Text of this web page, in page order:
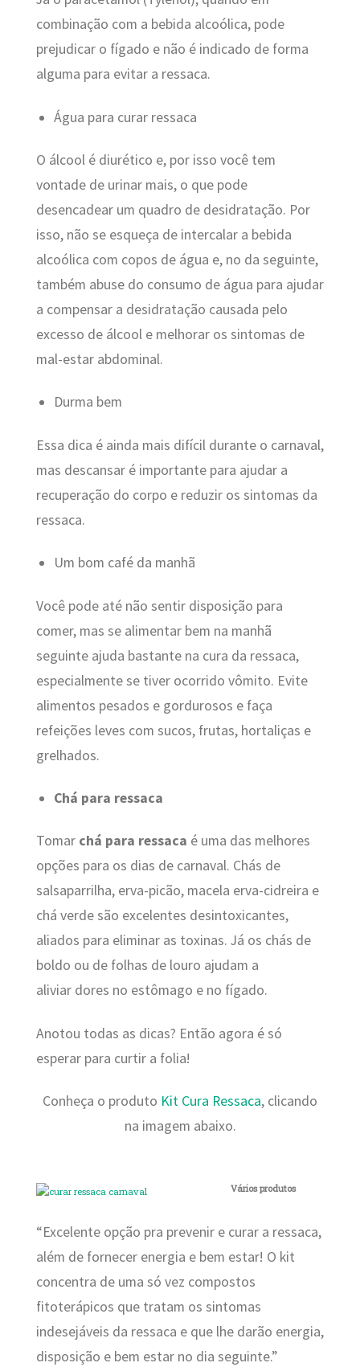
combinação com a bebida alcoólica, pode
prejudicar o fígado e não é indicado de forma
alguma para evitar a ressaca.
Água para curar ressaca
O álcool é diurético e, por isso você tem
vontade de urinar mais, o que pode
desencadear um quadro de desidratação. Por
isso, não se esqueça de intercalar a bebida
alcoólica com copos de água e, no da seguinte,
também abuse do consumo de água para ajudar
a compensar a desidratação causada pelo
excesso de álcool e melhorar os sintomas de
mal-estar abdominal.
Durma bem
Essa dica é ainda mais difícil durante o carnaval,
mas descansar é importante para ajudar a
recuperação do corpo e reduzir os sintomas da
ressaca.
Um bom café da manhã
Você pode até não sentir disposição para
comer, mas se alimentar bem na manhã
seguinte ajuda bastante na cura da ressaca,
especialmente se tiver ocorrido vômito. Evite
alimentos pesados e gordurosos e faça
refeições leves com sucos, frutas, hortaliças e
grelhados.
Chá para ressaca
Tomarchá para ressaca é uma das melhores
opções para os dias de carnaval. Chás de
salsaparrilha, erva-picão, macela erva-cidreira e
chá verde são excelentes desintoxicantes,
aliados para eliminar as toxinas. Já os chás de
boldo ou de folhas de louro ajudam a
aliviar dores no estômago e no fígado.
Anotou todas as dicas? Então agora é só
esperar para curtir a folia!
Conheça o produto Kit Cura Ressaca, clicando
na imagem abaixo.
Vários produtos
“Excelente opção pra prevenir e curar a ressaca,
além de fornecer energia e bem estar! O kit
concentra de uma só vez compostos
fitoterápicos que tratam os sintomas
indesejáveis da ressaca e que lhe darão energia,
disposição e bem estar no dia seguinte.”